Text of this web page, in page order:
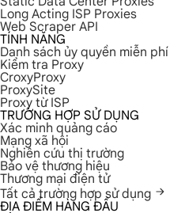
Long Acting ISP Proxies
Web Scraper API
TÍNH NĂNG
Danh sách ủy quyền miễn phí
Kiểm tra Proxy
CroxyProxy
ProxySite
Proxy từ ISP
TRƯỜNG HỢP SỬ DỤNG
Xác minh quảng cáo
Mạng xã hội
Nghiên cứu thị trường
Bảo vệ thương hiệu
Thương mại điện tử
Tất cả trường hợp sử dụng
ĐỊA ĐIỂM HÀNG ĐẦU